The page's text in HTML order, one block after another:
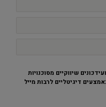
שיווקיים מסוכנויות
דיגיטליים לרבות מייל